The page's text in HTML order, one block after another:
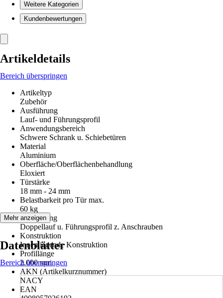
Weitere Kategorien
Kundenbewertungen
Artikeldetails
Bereich überspringen
Artikeltyp
Zubehör
Ausführung
Lauf- und Führungsprofil
Anwendungsbereich
Schwere Schrank u. Schiebetüren
Material
Aluminium
Oberfläche/Oberflächenbehandlung
Eloxiert
Türstärke
18 mm - 24 mm
Belastbarkeit pro Tür max.
60 kg
Ausstattung
Doppellauf u. Führungsprofil z. Anschrauben
Konstruktion
Innenliegende Konstruktion
Profillänge
2.000 mm
AKN (Artikelkurznummer)
NACY
EAN
Mehr anzeigen
Datenblätter
Bereich überspringen